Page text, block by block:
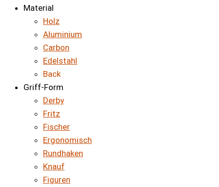
Material
Holz
Aluminium
Carbon
Edelstahl
Back
Griff-Form
Derby
Fritz
Fischer
Ergonomisch
Rundhaken
Knauf
Figuren